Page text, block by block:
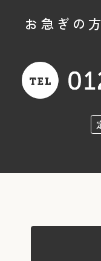
お急ぎの